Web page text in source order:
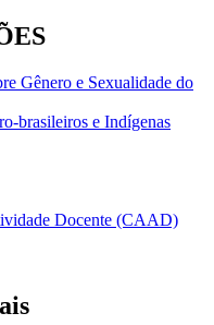
Gênero e Sexualidade do
brasileiros e Indígenas
Docente (CAAD)